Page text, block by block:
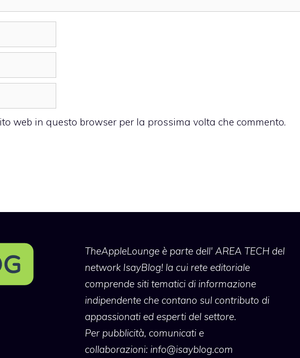
web in questo browser per la prossima volta che commento.
TheAppleLoungeè parte dell' AREA TECH del
network IsayBlog! la cui rete editoriale
comprende siti tematici di informazione
indipendente che contano sul contributo di
appassionati ed esperti del settore.
Per pubblicità, comunicati e
collaborazioni: info@isayblog.com